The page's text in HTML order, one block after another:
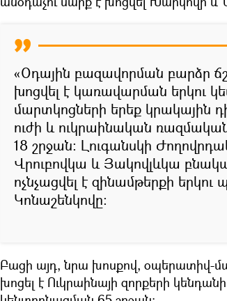
«Օդային բազավորման բարձր
խոցվել է կառավարման երկու
մարտկոցների երեք կրակային
ուժի և ուկրաինական
18 շրջան: Լուգանսկի
Վրուբովկա և Յակովլևկա
ոչնչացվել է զինամթերքի երկու
Կոնաշենկովը։
Բացի այդ, նրա խոսքով,
խոցել է Ուկրաինայի զորքերի